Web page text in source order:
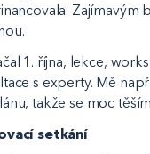
Zajímavým
1. října, lekce,
s experty. Mě
takže se moc
setkání